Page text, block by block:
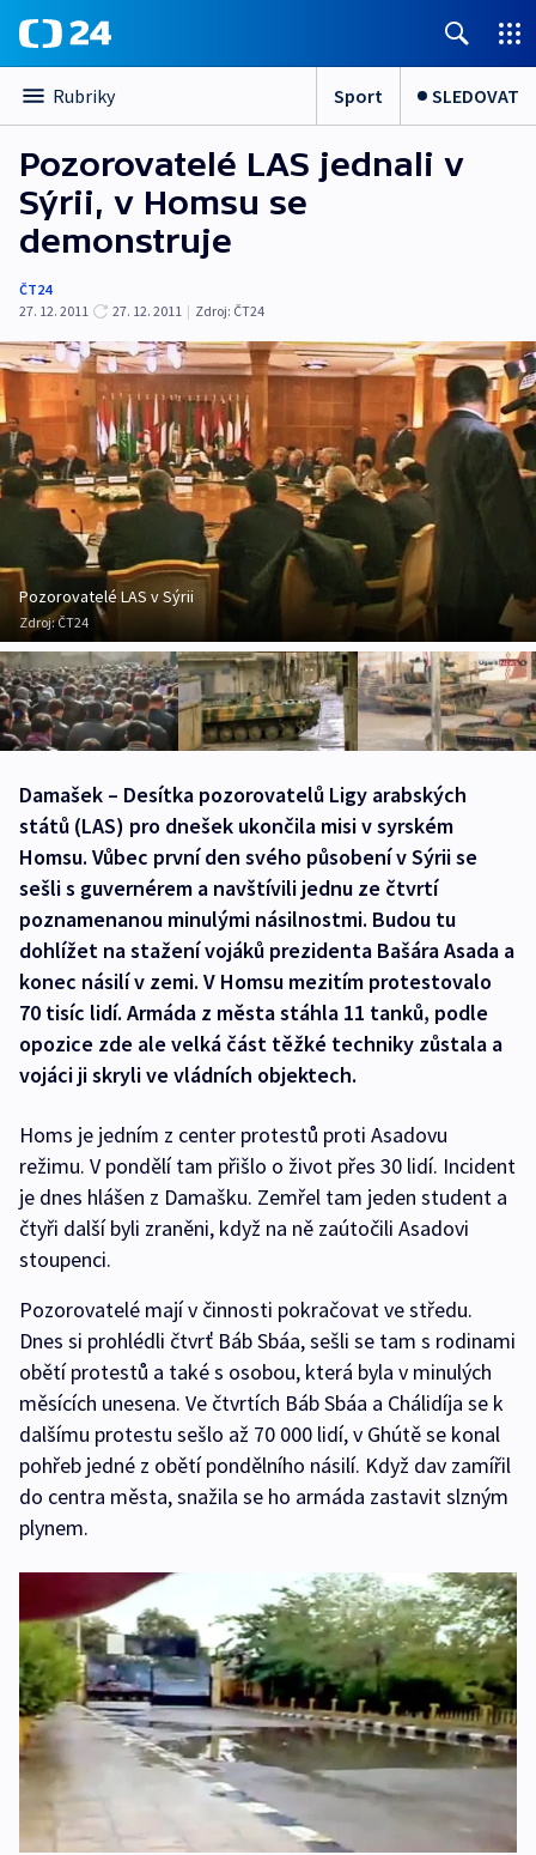
Rubriky Sport SLEDOVAT
Pozorovatelé LAS jednali v
Sýrii, v Homsu se
demonstruje
ČT24
27. 12. 2011
27. 12. 2011 | Zdroj: ČT24
Pozorovatelé LAS v Sýrii
Zdroj:ČT24
Damašek – Desítka pozorovatelů Ligy arabských
států (LAS) pro dnešek ukončila misi v syrském
Homsu. Vůbec první den svého působení v Sýrii se
sešli s guvernérem a navštívili jednu ze čtvrtí
poznamenanou minulými násilnostmi. Budou tu
dohlížet na stažení vojáků prezidenta Bašára Asada a
konec násilí v zemi. V Homsu mezitím protestovalo
70 tisíc lidí. Armáda z města stáhla 11 tanků, podle
opozice zde ale velká část těžké techniky zůstala a
vojáci ji skryli ve vládních objektech.
Homs je jedním z center protestů proti Asadovu
režimu. V pondělí tam přišlo o život přes 30 lidí. Incident
je dnes hlášen z Damašku. Zemřel tam jeden student a
čtyři další byli zraněni, když na ně zaútočili Asadovi
stoupenci.
Pozorovatelé mají v činnosti pokračovat ve středu.
Dnes si prohlédli čtvrť Báb Sbáa, sešli se tam s rodinami
obětí protestů a také s osobou, která byla v minulých
měsících unesena. Ve čtvrtích Báb Sbáa a Chálidíja se k
dalšímu protestu sešlo až 70 000 lidí, v Ghútě se konal
pohřeb jedné z obětí pondělního násilí. Když dav zamířil
do centra města, snažila se ho armáda zastavit slzným
plynem.